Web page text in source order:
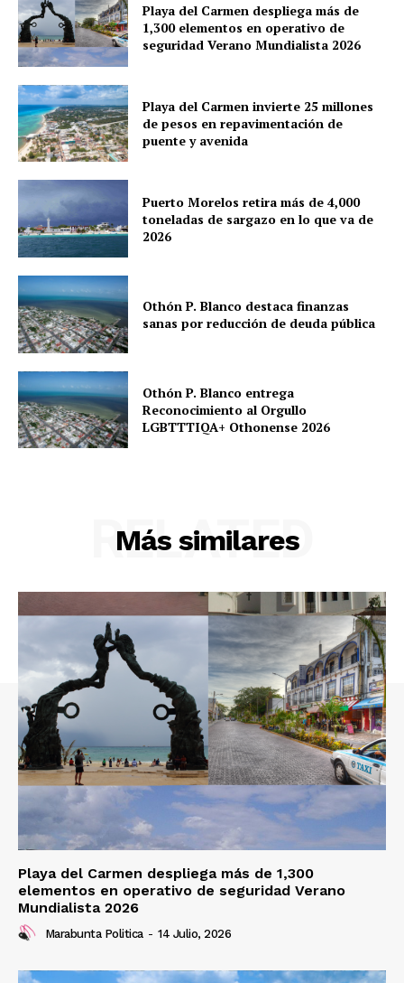
Cancún
Chetumal
Playa del Carmen
Puerto Morelos
Playa del Carmen despliega más de
1,300 elementos en operativo de
seguridad Verano Mundialista 2026
Playa del Carmen invierte 25 millones
de pesos en repavimentación de
puente y avenida
Puerto Morelos retira más de 4,000
toneladas de sargazo en lo que va de
2026
Othón P. Blanco destaca finanzas
sanas por reducción de deuda pública
Othón P. Blanco entrega
Reconocimiento al Orgullo
LGBTTTIQA+ Othonense 2026
Más similares
RELATED
Playa del Carmen despliega más de 1,300
elementos en operativo de seguridad Verano
Mundialista 2026
Marabunta Politica - 14 Julio, 2026